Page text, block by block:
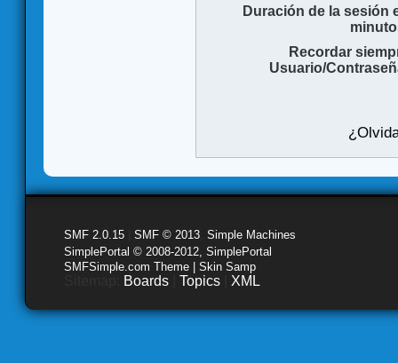
Duración de la sesión
Recordar
Usuario/
SMF 2.0.15 SMF © 2013 Simple Machines
SimplePortal © 2008-2012, SimplePortal
SMFSimple.com Theme | Skin Samp
Boards Topics XML